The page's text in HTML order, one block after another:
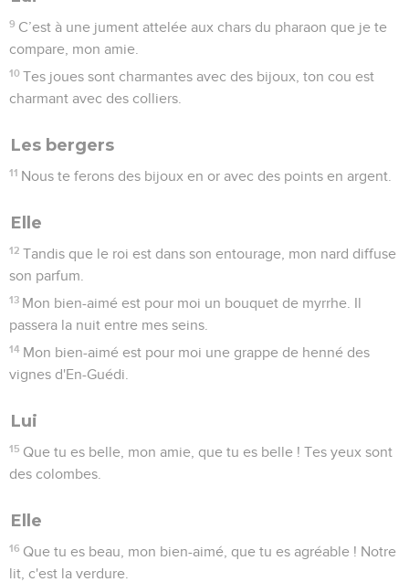
9 C’est à une jument attelée aux chars du pharaon que je te
compare, mon amie.
10 Tes joues sont charmantes avec des bijoux, ton cou est
charmant avec des colliers.
Les bergers
11 Nous te ferons des bijoux en or avec des points en argent.
Elle
12 Tandis que le roi est dans son entourage, mon nard diffuse
son parfum.
13 Mon bien-aimé est pour moi un bouquet de myrrhe. Il
passera la nuit entre mes seins.
14 Mon bien-aimé est pour moi une grappe de henné des
vignes d'En-Guédi.
Lui
15 Que tu es belle, mon amie, que tu es belle ! Tes yeux sont
des colombes.
Elle
16 Que tu es beau, mon bien-aimé, que tu es agréable ! Notre
lit, c'est la verdure.